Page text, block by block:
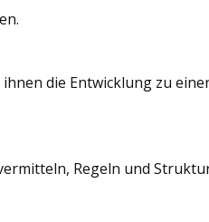
die Entwicklung zu
Regeln und